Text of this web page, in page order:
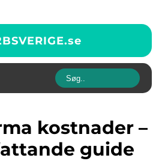
se
guide